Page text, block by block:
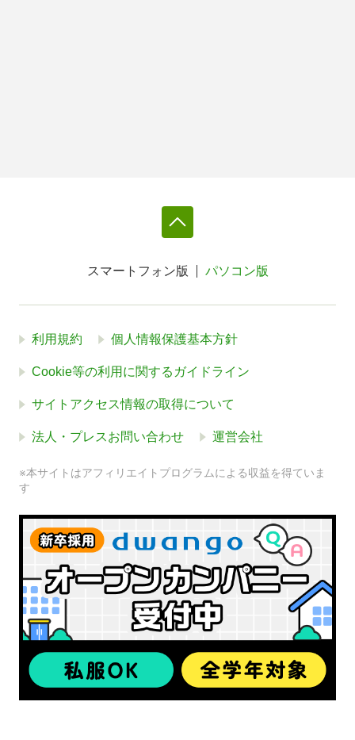
スマートフォン版 パソコン版
利用規約 個人情報保護基本方針
Cookie等の利用に関するガイドライン
サイトアクセス情報の取得について
法人・プレスお問い合わせ 運営会社
※本サイトはアフィリエイトプログラムによる収益を得ていま
す